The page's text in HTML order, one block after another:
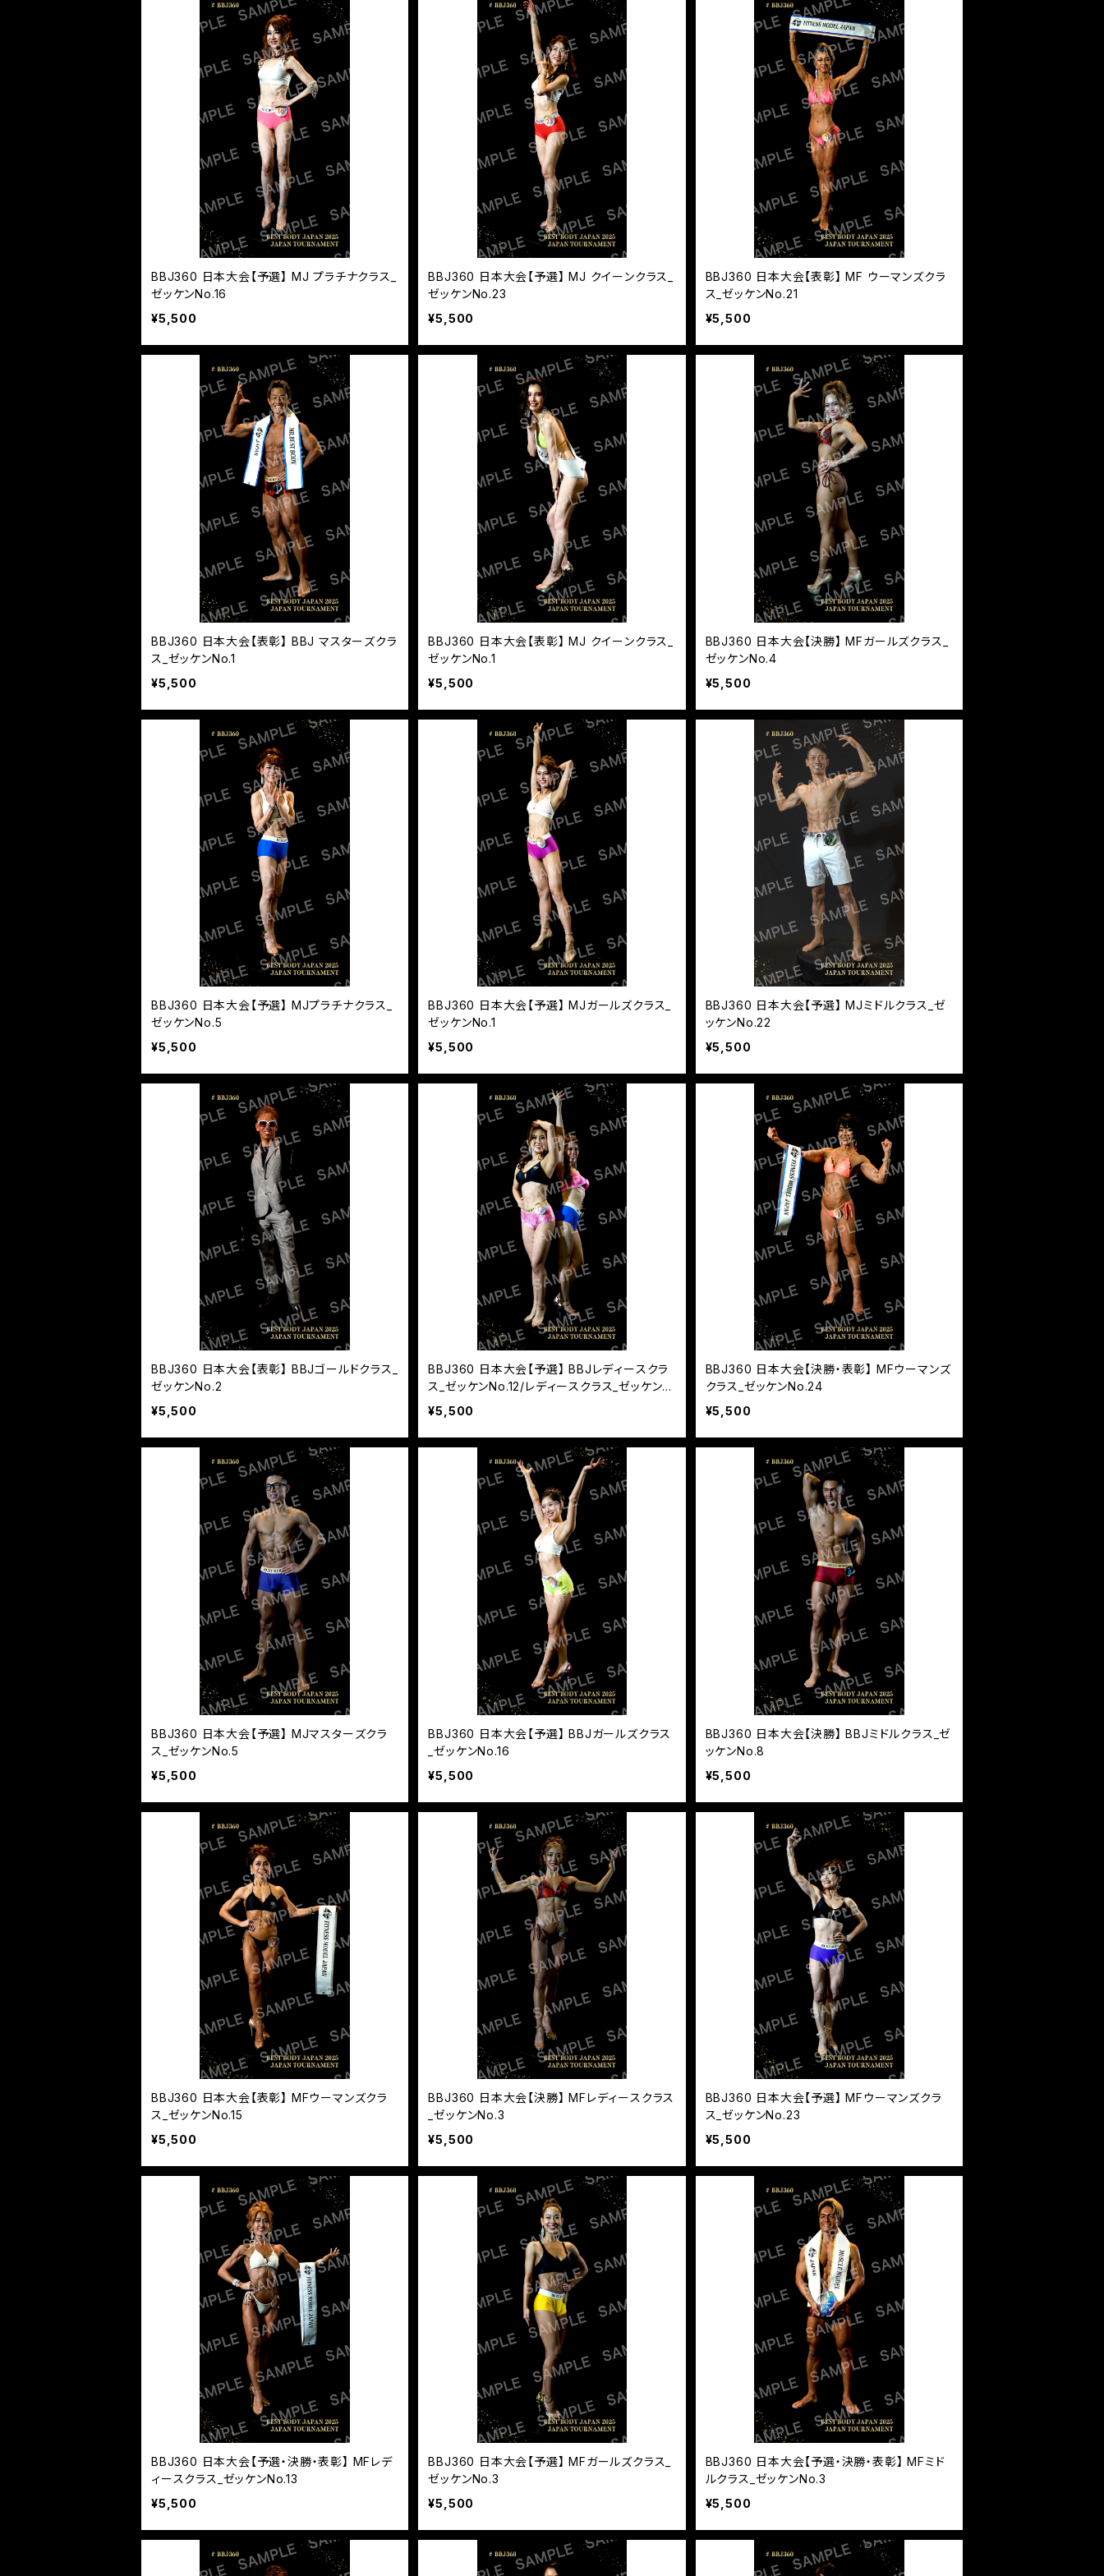
BBJ360 日本大会【予選】 MJ プラチナクラス_
ゼッケンNo.16
¥5,500
BBJ360 日本大会【予選】 MJ クイーンクラス_
ゼッケンNo.23
¥5,500
BBJ360 日本大会【表彰】 MF ウーマンズクラ
ス_ゼッケンNo.21
¥5,500
BBJ360 日本大会【表彰】 BBJ マスターズクラ
ス_ゼッケンNo.1
¥5,500
BBJ360 日本大会【表彰】 MJ クイーンクラス_
ゼッケンNo.1
¥5,500
BBJ360 日本大会【決勝】 MFガールズクラス_
ゼッケンNo.4
¥5,500
BBJ360 日本大会【予選】 MJプラチナクラス_
ゼッケンNo.5
¥5,500
BBJ360 日本大会【予選】 MJガールズクラス_
ゼッケンNo.1
¥5,500
BBJ360 日本大会【予選】 MJミドルクラス_ゼ
ッケンNo.22
¥5,500
BBJ360 日本大会【表彰】 BBJゴールドクラス_
ゼッケンNo.2
¥5,500
BBJ360 日本大会【予選】 BBJレディースクラ
ス_ゼッケンNo.12/レディースクラス_ゼッケンN
o.15
¥5,500
BBJ360 日本大会【決勝・表彰】 MFウーマンズ
クラス_ゼッケンNo.24
¥5,500
BBJ360 日本大会【予選】 MJマスターズクラ
ス_ゼッケンNo.5
¥5,500
BBJ360 日本大会【予選】 BBJガールズクラス
_ゼッケンNo.16
¥5,500
BBJ360 日本大会【決勝】 BBJミドルクラス_ゼ
ッケンNo.8
¥5,500
BBJ360 日本大会【表彰】 MFウーマンズクラ
ス_ゼッケンNo.15
¥5,500
BBJ360 日本大会【決勝】 MFレディースクラス
_ゼッケンNo.3
¥5,500
BBJ360 日本大会【予選】 MFウーマンズクラ
ス_ゼッケンNo.23
¥5,500
BBJ360 日本大会【予選・決勝・表彰】 MFレデ
ィースクラス_ゼッケンNo.13
¥5,500
BBJ360 日本大会【予選】 MFガールズクラス_
ゼッケンNo.3
¥5,500
BBJ360 日本大会【予選・決勝・表彰】 MFミド
ルクラス_ゼッケンNo.3
¥5,500